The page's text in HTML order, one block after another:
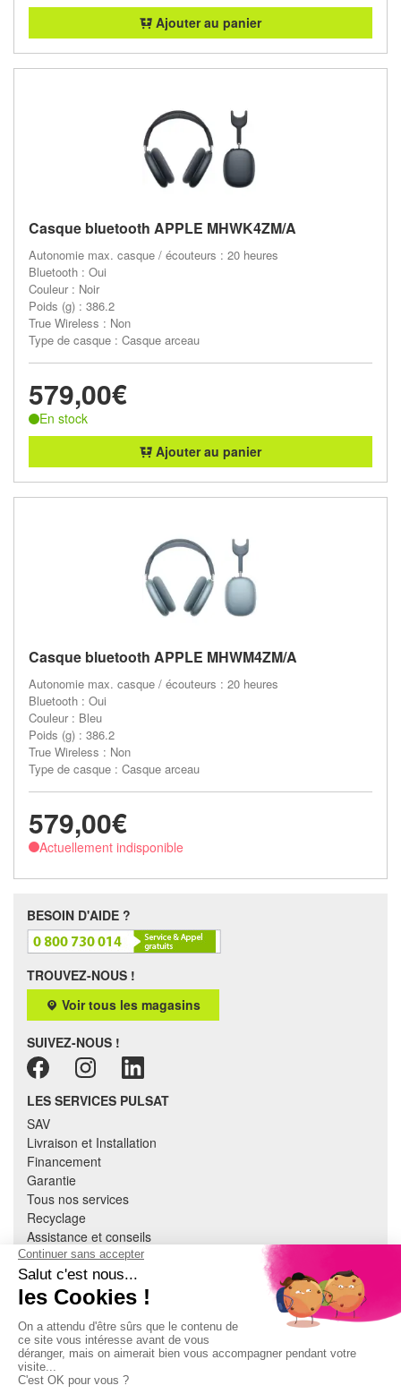
Ajouter au panier
Casque bluetooth APPLE MHWK4ZM/A
Autonomie max. casque / écouteurs : 20 heures
Bluetooth : Oui
Couleur : Noir
Poids (g) : 386.2
True Wireless : Non
Type de casque : Casque arceau
579,00€
En stock
Ajouter au panier
Casque bluetooth APPLE MHWM4ZM/A
Autonomie max. casque / écouteurs : 20 heures
Bluetooth : Oui
Couleur : Bleu
Poids (g) : 386.2
True Wireless : Non
Type de casque : Casque arceau
579,00€
Actuellement indisponible
BESOIN D'AIDE ?
TROUVEZ-NOUS !
Voir tous les magasins
SUIVEZ-NOUS !
LES SERVICES PULSAT
SAV
Livraison et Installation
Financement
Garantie
Tous nos services
Recyclage
Assistance et conseils
Cuisine équipée
Literie
Nous contacter
À PROPOS
CGV
Mentions légales